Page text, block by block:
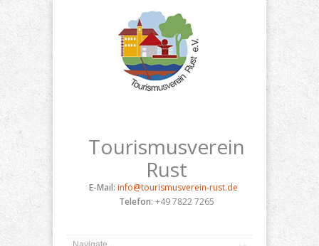
Tourismusverein
Rust
E-Mail: info@tourismusverein-rust.de
Telefon: +49 7822 7265